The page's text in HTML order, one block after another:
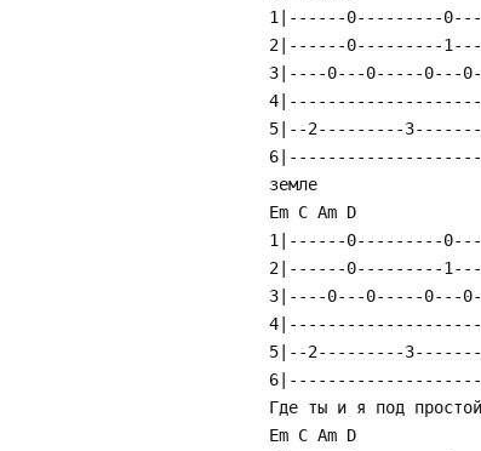
1|------0---------
2|------0---------
3|----0---0-----0---
5|--2---------
земле
Em C Am D
1|------0---------
2|------0---------
3|----0---0-----0---
5|--2---------
Где ты и я под
Em C Am D